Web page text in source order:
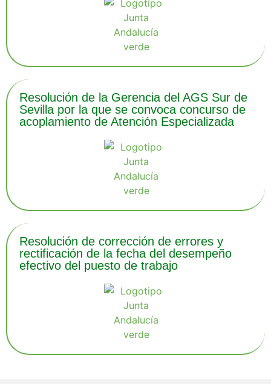
Resolución de la Gerencia del AGS Sur de
Sevilla por la que se convoca concurso de
acoplamiento de Atención Especializada
Resolución de corrección de errores y
rectificación de la fecha del desempeño
efectivo del puesto de trabajo